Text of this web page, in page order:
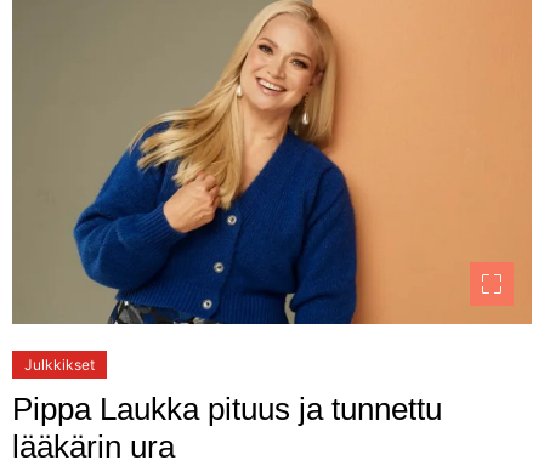
Julkkikset
Pippa Laukka pituus ja tunnettu
lääkärin ura